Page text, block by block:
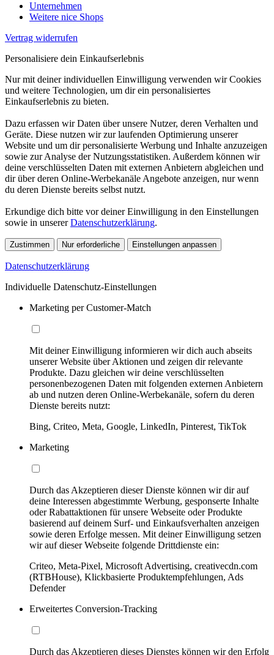
Unternehmen
Weitere nice Shops
Vertrag widerrufen
Personalisiere dein Einkaufserlebnis
Nur mit deiner individuellen Einwilligung verwenden wir Cookies
und weitere Technologien, um dir ein personalisiertes
Einkaufserlebnis zu bieten.
Dazu erfassen wir Daten über unsere Nutzer, deren Verhalten und
Geräte. Diese nutzen wir zur laufenden Optimierung unserer
Website und um dir personalisierte Werbung und Inhalte anzuzeigen
sowie zur Analyse der Nutzungsstatistiken. Außerdem können wir
deine verschlüsselten Daten mit externen Anbietern abgleichen und
dir über deren Online-Werbekanäle Angebote anzeigen, nur wenn
du deren Dienste bereits selbst nutzt.
Erkundige dich bitte vor deiner Einwilligung in den Einstellungen
sowie in unsererDatenschutzerklärung.
Zustimmen Nur erforderliche Einstellungen anpassen
Datenschutzerklärung
Individuelle Datenschutz-Einstellungen
Marketing per Customer-Match
Mit deiner Einwilligung informieren wir dich auch abseits
unserer Website über Aktionen und zeigen dir relevante
Produkte. Dazu gleichen wir deine verschlüsselten
personenbezogenen Daten mit folgenden externen Anbietern
ab und nutzen deren Online-Werbekanäle, sofern du deren
Dienste bereits nutzt:
Bing, Criteo, Meta, Google, LinkedIn, Pinterest, TikTok
Marketing
Durch das Akzeptieren dieser Dienste können wir dir auf
deine Interessen abgestimmte Werbung, gesponserte Inhalte
oder Rabattaktionen für unsere Webseite oder Produkte
basierend auf deinem Surf- und Einkaufsverhalten anzeigen
sowie deren Erfolge messen. Mit deiner Einwilligung setzen
wir auf dieser Webseite folgende Drittdienste ein:
Criteo, Meta-Pixel, Microsoft Advertising, creativecdn.com
(RTBHouse), Klickbasierte Produktempfehlungen, Ads
Defender
Erweitertes Conversion-Tracking
Durch das Akzeptieren dieses Dienstes können wir den Erfolg